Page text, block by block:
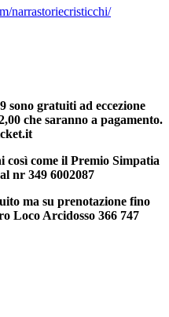
narrastoriecristicchi/
sono gratuiti ad eccezione
che saranno a pagamento.
come il Premio Simpatia
nr 349 6002087
ma su prenotazione fino
Loco Arcidosso 366 747